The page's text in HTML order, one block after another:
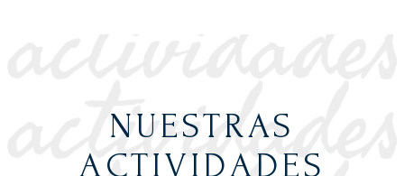
NUESTRAS
ACTIVIDADES